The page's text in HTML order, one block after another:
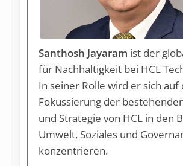
Santhosh Jayaram ist der
für Nachhaltigkeit bei HCL
In seiner Rolle wird er sich auf
Fokussierung der
und Strategie von HCL in den
Umwelt, Soziales und
konzentrieren.